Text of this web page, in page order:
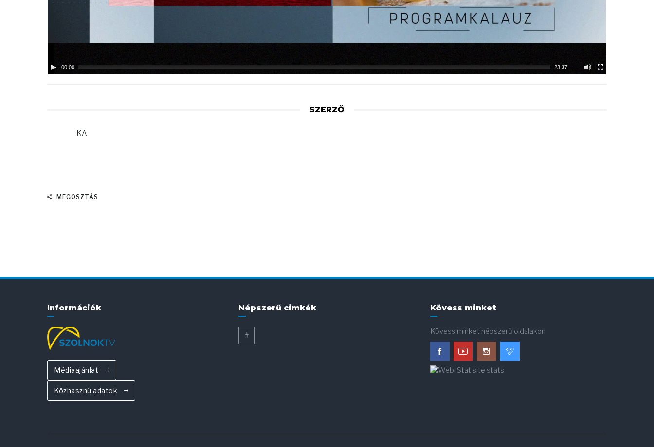
00:00 23:37
SZERZŐ
KA
MEGOSZTÁS
Információk
Médiaajánlat
Közhasznú adatok
Népszerű cimkék
#
Kövess minket
Kövess minket népszerű oldalakon